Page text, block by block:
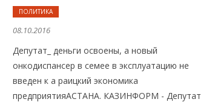
ПОЛИТИКА
08.10.2016
Депутат_ деньги освоены, а новый
онкодиспансер в семее в эксплуатацию не
введен к а раицкий экономика
предприятияАСТАНА. КАЗИНФОРМ - Депутат